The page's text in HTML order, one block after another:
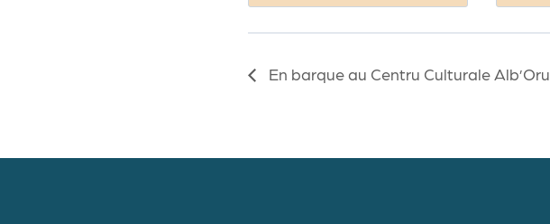
En barque au Centru Culturale Alb’Oru